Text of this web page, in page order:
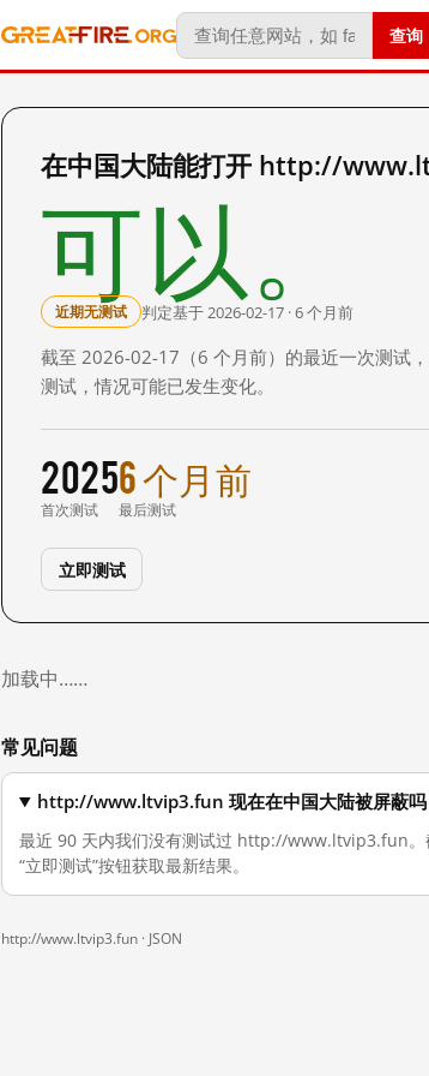
查询
在中国大陆能打开 http://
可以。
近期无测试 判定基于 2026-02-17 · 6 个月前
截至 2026-02-17（6 个月前）的最近一次测试
测试，情况可能已发生变化。
2025
首次测试
6 个月前
最后测试
立即测试
加载中……
常见问题
http://www.ltvip3.fun 现在在中国大陆被屏蔽吗
最近 90 天内我们没有测试过 http://www.ltvip3.fun。
“立即测试”按钮获取最新结果。
http://www.ltvip3.fun · JSON